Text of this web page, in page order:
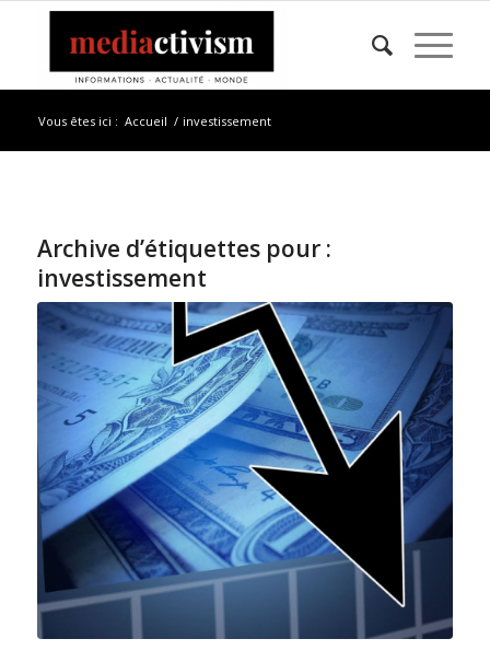
Vous êtes ici : Accueil / investissement
Archive d’étiquettes pour :
investissement